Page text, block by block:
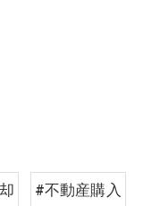
#不動産購入